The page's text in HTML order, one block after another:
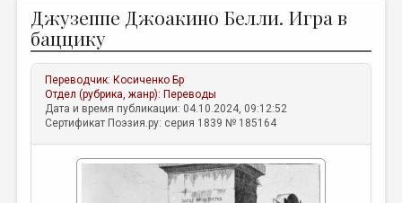
ЖАНРЫ
АВТОРЫ
КОММЕНТАРИИ
ЛИТСАЛОН
Джузеппе Джоакино Белли. Игра в
баццику
Переводчик: Косиченко Бр
Отдел (рубрика, жанр): Переводы
Дата и время публикации: 04.10.2024, 09:12:52
Сертификат Поэзия.ру: серия 1839 № 185164